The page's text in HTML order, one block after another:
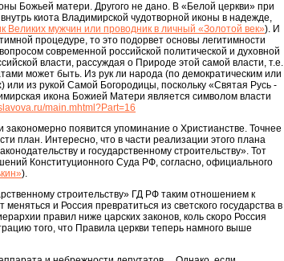
Божьей матери. Другого не дано. В «Белой церкви» при
киота Владимирской чудотворной иконы в надежде,
мужчин или проводник в личный «Золотой век»). И
процедуре, то это подорвет основы легитимности
современной российской политической и духовной
власти, рассуждая о Природе этой самой власти, т.е.
может быть. Из рук ли народа (по демократическим или
или из рукой Самой Богородицы, поскольку «Святая Русь -
икона Божией Матери является символом власти
main.mhtml?Part=16
закономерно появится упоминание о Христианстве. Точнее
план. Интересно, что в части реализации этого плана
и государственному строительству». Тот
Конституционного Суда РФ, согласно, официального
).
строительству» ГД РФ таким отношением к
и Россия превратиться из светского государства в
правил ниже царских законов, коль скоро Россия
того, что Правила церкви теперь намного выше